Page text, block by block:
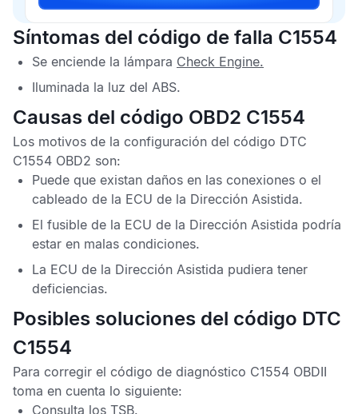
Síntomas del código de falla C1554
Se enciende la lámpara Check Engine.
Iluminada la luz del ABS.
Causas del código OBD2 C1554
Los motivos de la configuración del código DTC
C1554 OBD2 son:
Puede que existan daños en las conexiones o el
cableado de la ECU de la Dirección Asistida.
El fusible de la ECU de la Dirección Asistida podría
estar en malas condiciones.
La ECU de la Dirección Asistida pudiera tener
deficiencias.
Posibles soluciones del código DTC
C1554
Para corregir el código de diagnóstico C1554 OBDII
toma en cuenta lo siguiente:
Consulta los TSB.